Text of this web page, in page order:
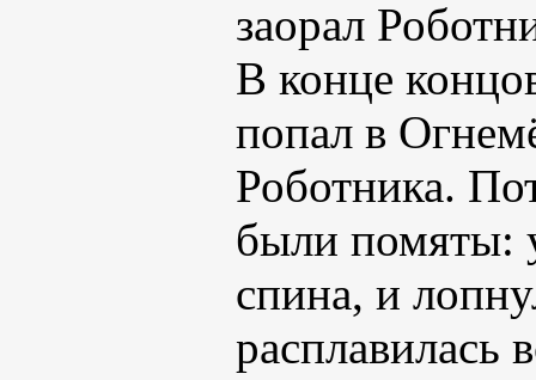
заорал
В конце
попал в
Роботника.
были помяты:
спина, и
расплавилась